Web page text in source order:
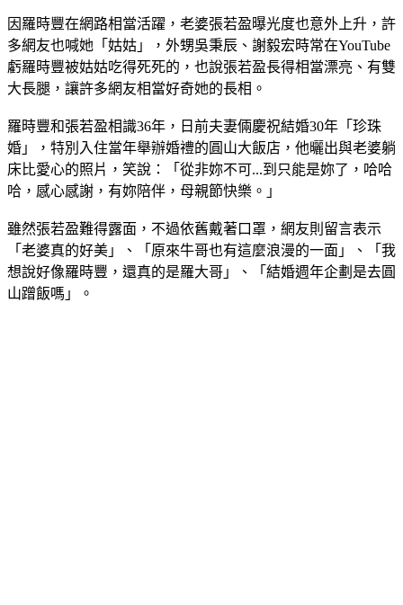
因羅時豐在網路相當活躍，老婆張若盈曝光度也意外上升，許
多網友也喊她「姑姑」，外甥吳秉辰、謝毅宏時常在YouTube
虧羅時豐被姑姑吃得死死的，也說張若盈長得相當漂亮、有雙
羅時豐和張若盈相識36年，日前夫妻倆慶祝結婚30年「珍珠
婚」，特別入住當年舉辦婚禮的圓山大飯店，他曬出與老婆躺
床比愛心的照片，笑說：「從非妳不可...到只能是妳了，哈哈
雖然張若盈難得露面，不過依舊戴著口罩，網友則留言表示
「老婆真的好美」、「原來牛哥也有這麼浪漫的一面」、「我
想說好像羅時豐，還真的是羅大哥」、「結婚週年企劃是去圓